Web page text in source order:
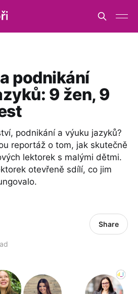
podnikání
9 žen, 9
podnikání a výuku jazyků?
reportáž o tom, jak skutečně
lektorek s malými dětmi.
otevřeně sdílí, co jim
Share